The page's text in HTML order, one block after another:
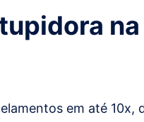
em até 10x,